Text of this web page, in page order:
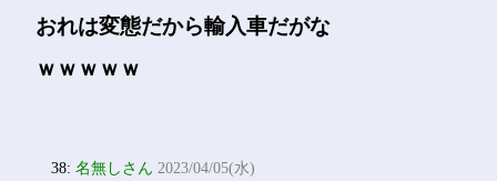
おれは変態だから輸入車だがな
ｗｗｗｗｗ
38:名無しさん 2023/04/05(水)